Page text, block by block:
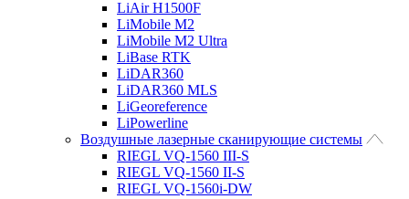
LiAir H1500F
LiMobile M2
LiMobile M2 Ultra
LiBase RTK
LiDAR360
LiDAR360 MLS
LiGeoreference
LiPowerline
Воздушные лазерные сканирующие системы
RIEGL VQ-1560 III-S
RIEGL VQ-1560 II-S
RIEGL VQ-1560i-DW